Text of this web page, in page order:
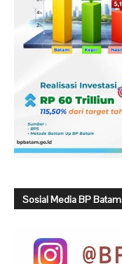
Sosial Media BP Batam